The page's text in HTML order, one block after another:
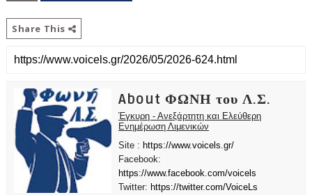
Share This
About ΦΩΝΗ του Λ.Σ.
Έγκυρη - Ανεξάρτητη και Ελεύθερη
Ενημέρωση Λιμενικών
Site : https://www.voicels.gr/
Facebook:
https://www.facebook.com/voicels
Twitter: https://twitter.com/VoiceLs